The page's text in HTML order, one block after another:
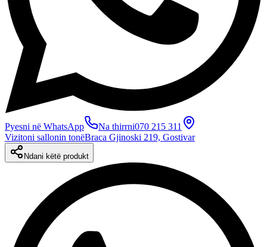
Pyesni në WhatsApp Na thirrni070 215 311
Vizitoni sallonin tonëBraca Gjinoski 219, Gostivar
Ndani këtë produkt